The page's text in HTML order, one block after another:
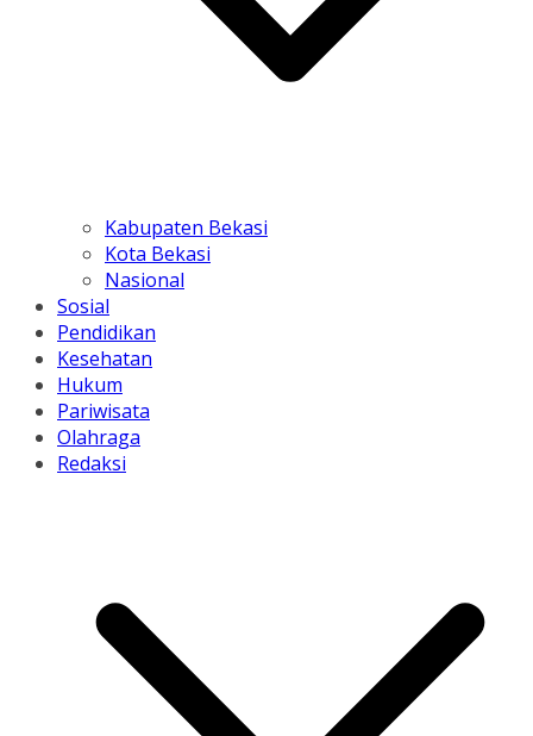
Kabupaten Bekasi
Kota Bekasi
Nasional
Sosial
Pendidikan
Kesehatan
Hukum
Pariwisata
Olahraga
Redaksi